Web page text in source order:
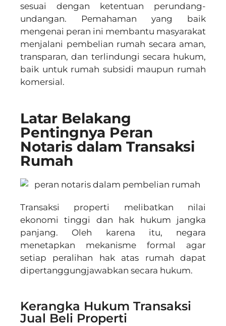
sesuai dengan ketentuan perundang-
undangan. Pemahaman yang baik
mengenai peran ini membantu masyarakat
menjalani pembelian rumah secara aman,
transparan, dan terlindungi secara hukum,
baik untuk rumah subsidi maupun rumah
komersial.
Latar Belakang
Pentingnya Peran
Notaris dalam Transaksi
Rumah
Transaksi properti melibatkan nilai
ekonomi tinggi dan hak hukum jangka
panjang. Oleh karena itu, negara
menetapkan mekanisme formal agar
setiap peralihan hak atas rumah dapat
dipertanggungjawabkan secara hukum.
Kerangka Hukum Transaksi
Jual Beli Properti